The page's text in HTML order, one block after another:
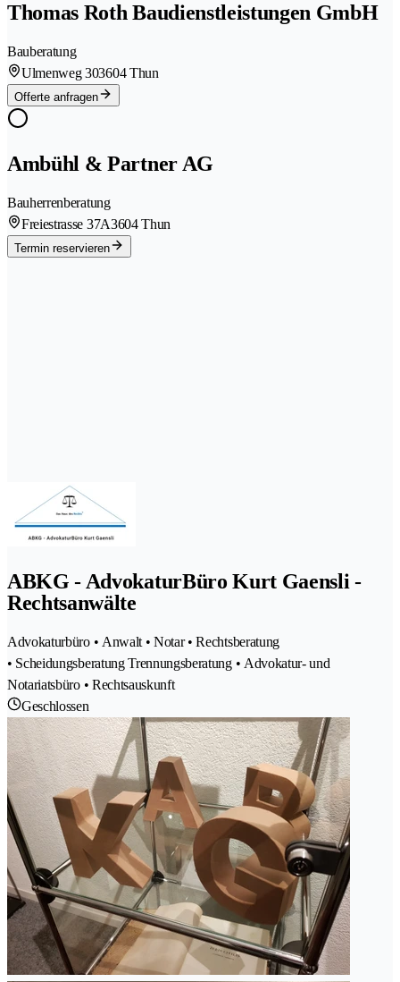
Thomas Roth Baudienstleistungen GmbH
Bauberatung
Ulmenweg 303604 Thun
Offerte anfragen
Ambühl & Partner AG
Bauherrenberatung
Freiestrasse 37A3604 Thun
Termin reservieren
ABKG - AdvokaturBüro Kurt Gaensli -
Rechtsanwälte
Advokaturbüro • Anwalt • Notar • Rechtsberatung
• Scheidungsberatung Trennungsberatung • Advokatur- und
Notariatsbüro • Rechtsauskunft
Geschlossen